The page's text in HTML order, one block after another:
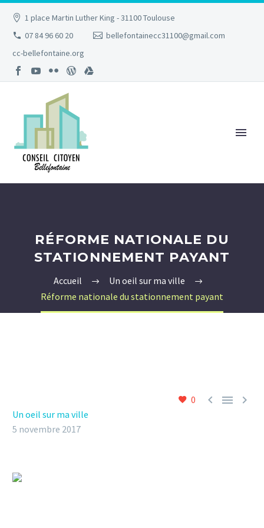
1 place Martin Luther King - 31100 Toulouse
07 84 96 60 20
bellefontainecc31100@gmail.com
cc-bellefontaine.org
RÉFORME NATIONALE DU
STATIONNEMENT PAYANT
Accueil
Un oeil sur ma ville
Réforme nationale du stationnement payant
0   
Un oeil sur ma ville
5 novembre 2017